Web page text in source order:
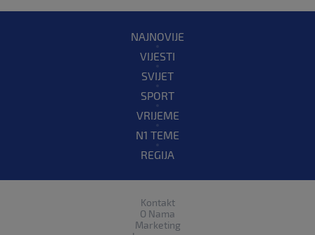
NAJNOVIJE
VIJESTI
SVIJET
SPORT
VRIJEME
N1 TEME
REGIJA
Kontakt
O Nama
Marketing